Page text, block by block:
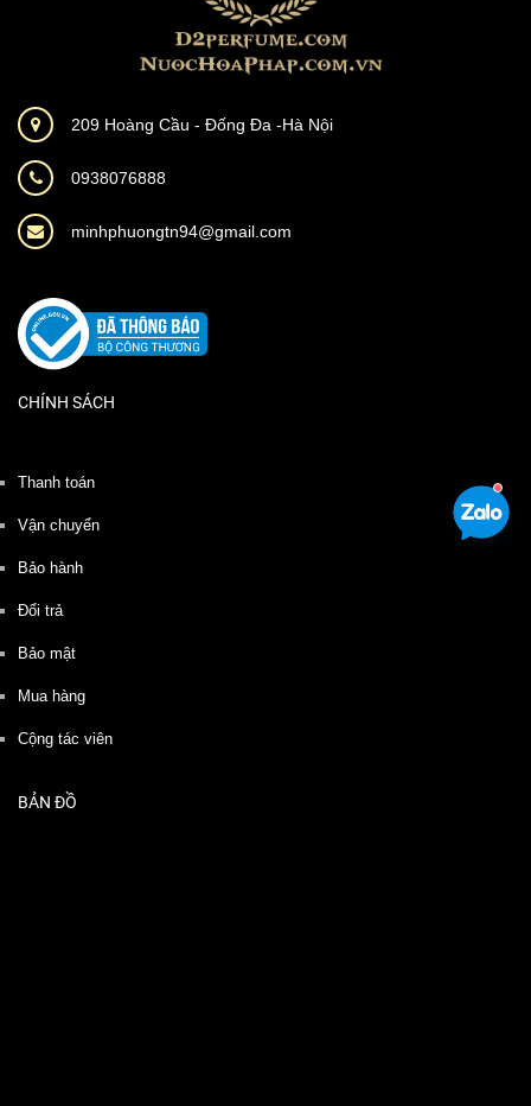
209 Hoàng Cầu - Đống Đa -Hà Nội
0938076888
minhphuongtn94@gmail.com
CHÍNH SÁCH
Thanh toán
Vận chuyển
Bảo hành
Đổi trả
Bảo mật
Mua hàng
Cộng tác viên
BẢN ĐỒ